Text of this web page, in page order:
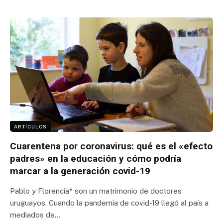
ARTÍCULOS
Cuarentena por coronavirus: qué es el «efecto
padres» en la educación y cómo podría
marcar a la generación covid-19
Pablo y Florencia* son un matrimonio de doctores
uruguayos. Cuando la pandemia de covid-19 llegó al país a
mediados de…